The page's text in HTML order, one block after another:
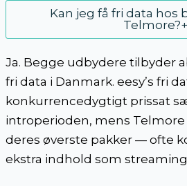
Kan jeg få fri data hos
Telmore?+
Ja. Begge udbydere tilbyder
fri data i Danmark. eesy’s fri
konkurrencedygtigt prissat
introperioden, mens Telmore
deres øverste pakker — ofte
ekstra indhold som